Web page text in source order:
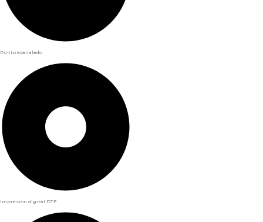
Punto acanalado
Impresión digital DTF